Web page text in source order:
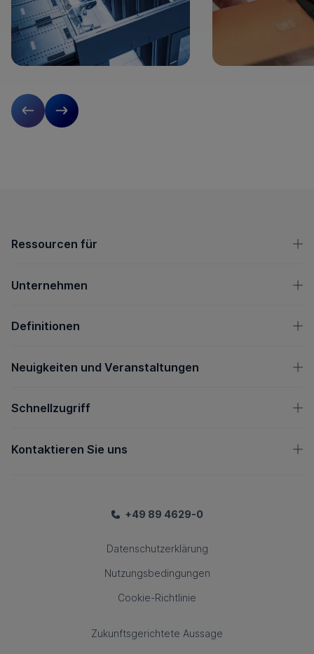
Vorherige FolieNächste Folie
OpenText-Fußzeile
Ressourcen für
Unternehmen
Definitionen
Neuigkeiten und Veranstaltungen
Schnellzugriff
Kontaktieren Sie uns
+49 89 4629-0
Datenschutzerklärung
Nutzungsbedingungen
Cookie-Richtlinie
Zukunftsgerichtete Aussage